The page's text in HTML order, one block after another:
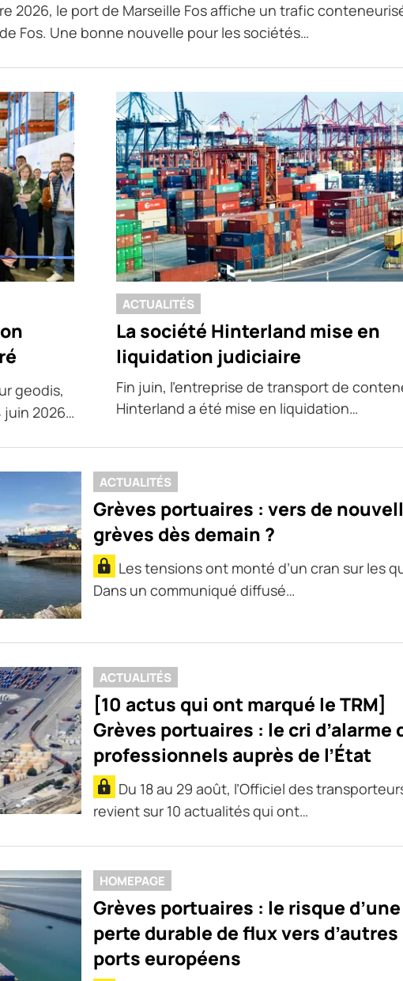
2026, le port de Marseille Fos affiche un trafic
Fos. Une bonne nouvelle pour les sociétés…
geodis,
juin 2026…
ACTUALITÉS
La société Hinterland mise en
liquidation judiciaire
Fin juin, l’entreprise de transport de
Hinterland a été mise en liquidation…
ACTUALITÉS
Grèves portuaires : vers de
grèves dès demain ?
Les tensions ont monté d’un cran sur les
Dans un communiqué diffusé…
ACTUALITÉS
[10 actus qui ont marqué le TRM]
Grèves portuaires : le cri d’alarme
professionnels auprès de l’État
Du 18 au 29 août, l’Officiel des
revient sur 10 actualités qui ont…
HOMEPAGE
Grèves portuaires : le risque d’une
perte durable de flux vers d’autres
ports européens